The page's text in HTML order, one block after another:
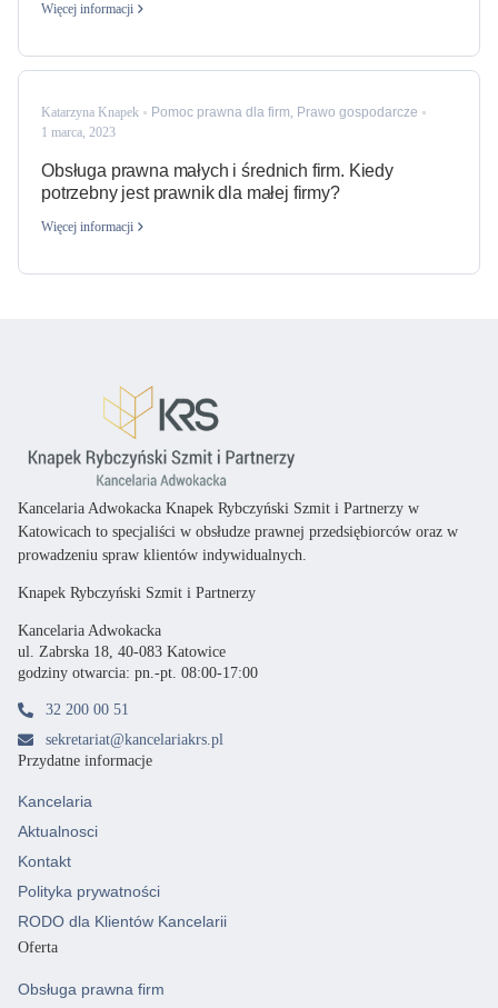
Więcej informacji
Katarzyna Knapek Pomoc prawna dla firm, Prawo gospodarcze
1 marca, 2023
Obsługa prawna małych i średnich firm. Kiedy
potrzebny jest prawnik dla małej firmy?
Więcej informacji
Kancelaria Adwokacka Knapek Rybczyński Szmit i Partnerzy w
Katowicach to specjaliści w obsłudze prawnej przedsiębiorców oraz w
prowadzeniu spraw klientów indywidualnych.
Knapek Rybczyński Szmit i Partnerzy
Kancelaria Adwokacka
ul. Zabrska 18, 40-083 Katowice
godziny otwarcia: pn.-pt. 08:00-17:00
32 200 00 51
sekretariat@kancelariakrs.pl
Przydatne informacje
Kancelaria
Aktualnosci
Kontakt
Polityka prywatności
RODO dla Klientów Kancelarii
Oferta
Obsługa prawna firm